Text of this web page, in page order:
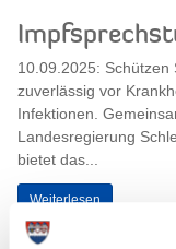
10.09.2025: Schützen
zuverlässig vor
Infektionen.
Landesregierung
bietet das...
Weiterlesen